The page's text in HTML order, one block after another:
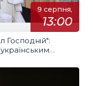
9 серпня,
13:00
Господній":